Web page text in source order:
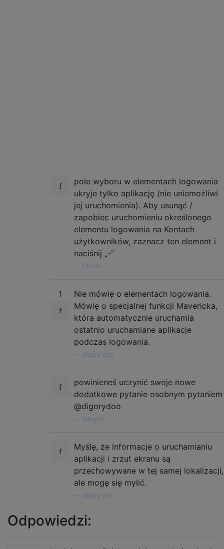
pole wyboru w elementach logowania
ukryje tylko aplikację (nie uniemożliwi
jej uruchomienia). Aby usunąć /
zapobiec uruchomieniu określonego
elementu logowania na Kontach
użytkowników, zaznacz ten element i
naciśnij „-”
Chrisii
1
Nie mówię o elementach logowania.
Mówię o specjalnej funkcji Mavericka,
która automatycznie uruchamia
ostatnio uruchamiane aplikacje
podczas logowania.
digory doo
powinieneś uczynić swoje nowe
dodatkowe pytanie osobnym pytaniem
@digorydoo
dwightk
Myślę, że informacje o uruchamianiu
aplikacji i zrzut ekranu są
przechowywane w tej samej lokalizacji,
ale mogę się mylić.
digory doo
Odpowiedzi: